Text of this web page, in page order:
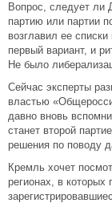
Вопрос, следует ли
партию или партии
возглавил ее
первый вариант, и
Не было
Сейчас эксперты
властью
давно вновь
станет второй
решения по поводу
Кремль хочет
регионах, в которых